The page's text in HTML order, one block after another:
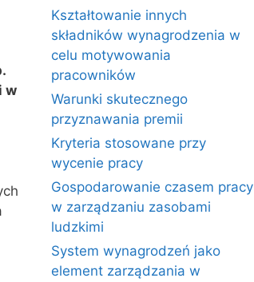
w
Kształtowanie innych
składników wynagrodzenia w
celu motywowania
pracowników
Warunki skutecznego
przyznawania premii
Kryteria stosowane przy
wycenie pracy
Gospodarowanie czasem pracy
w zarządzaniu zasobami
ludzkimi
System wynagrodzeń jako
element zarządzania w